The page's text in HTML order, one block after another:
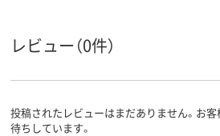
レビュー（0件）
投稿されたレビューはまだありません。お
待ちしています。